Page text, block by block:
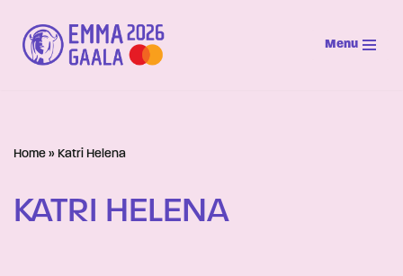
Siirry
suoraan
Menu
Home » Katri Helena
KATRI HELENA